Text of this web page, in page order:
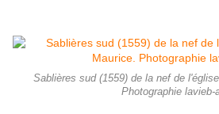
Sablières sud (1559) de la nef de
Photographie lavieb-